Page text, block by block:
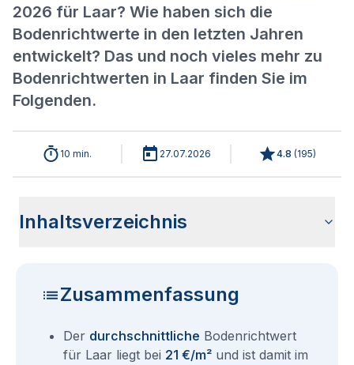
2026 für Laar? Wie haben sich die
Bodenrichtwerte in den letzten Jahren
entwickelt? Das und noch vieles mehr zu
Bodenrichtwerten in Laar finden Sie im
Folgenden.
10 min. 27.07.2026 4.8 (195)
Inhaltsverzeichnis
Zusammenfassung
Der durchschnittliche Bodenrichtwert
für Laar liegt bei 21 €/m² und ist damit im